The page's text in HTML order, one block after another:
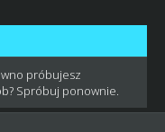
próbujesz
Spróbuj ponownie.